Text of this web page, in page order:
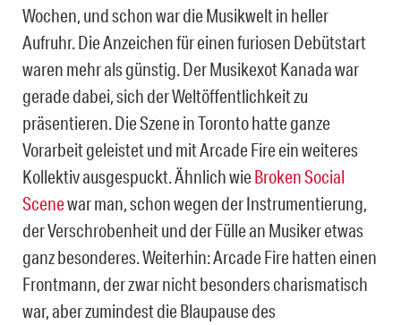
Wochen, und schon war die Musikwelt in heller
Aufruhr. Die Anzeichen für einen furiosen Debütstart
waren mehr als günstig. Der Musikexot Kanada war
gerade dabei, sich der Weltöffentlichkeit zu
präsentieren. Die Szene in Toronto hatte ganze
Vorarbeit geleistet und mit Arcade Fire ein weiteres
Kollektiv ausgespuckt. Ähnlich wieBroken Social
Scenewar man, schon wegen der Instrumentierung,
der Verschrobenheit und der Fülle an Musiker etwas
ganz besonderes. Weiterhin: Arcade Fire hatten einen
Frontmann, der zwar nicht besonders charismatisch
war, aber zumindest die Blaupause des